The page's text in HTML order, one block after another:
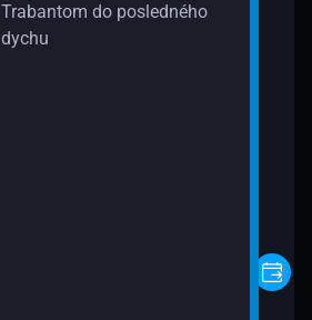
Trabantom do posledného
dychu